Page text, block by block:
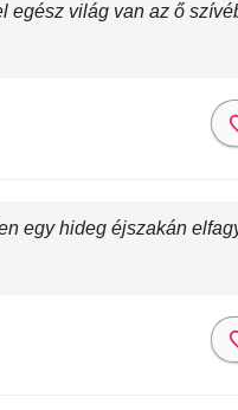
egész világ van az ő
egy hideg éjszakán